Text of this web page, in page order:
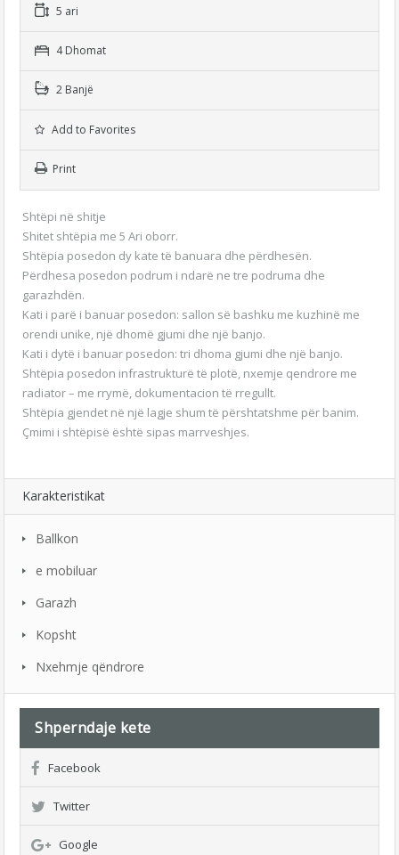
5 ari
4 Dhomat
2 Banjë
Add to Favorites
Print
Shtëpi në shitje
Shitet shtëpia me 5 Ari oborr.
Shtëpia posedon dy kate të banuara dhe përdhesën.
Përdhesa posedon podrum i ndarë ne tre podruma dhe
garazhdën.
Kati i parë i banuar posedon: sallon së bashku me kuzhinë me
orendi unike, një dhomë gjumi dhe një banjo.
Kati i dytë i banuar posedon: tri dhoma gjumi dhe një banjo.
Shtëpia posedon infrastrukturë të plotë, nxemje qendrore me
radiator – me rrymë, dokumentacion të rregullt.
Shtëpia gjendet në një lagje shum të përshtatshme për banim.
Çmimi i shtëpisë është sipas marrveshjes.
Karakteristikat
Ballkon
e mobiluar
Garazh
Kopsht
Nxehmje qëndrore
Shperndaje kete
Facebook
Twitter
Google